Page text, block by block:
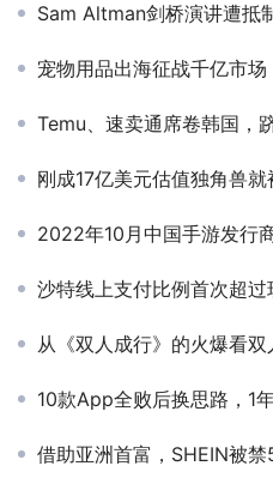
Sam Altman剑桥演讲遭抵制，MIT学者惊曝
宠物用品出海征战千亿市
Temu、速卖通席卷韩国，
刚成17亿美元估值独角兽就被骂“毒瘤”，这个
2022年10月中国手游发行
沙特线上支付比例首次超过现金，
从《双人成行》的火爆看
10款App全败后换思路，1
借助亚洲首富，SHEIN被禁